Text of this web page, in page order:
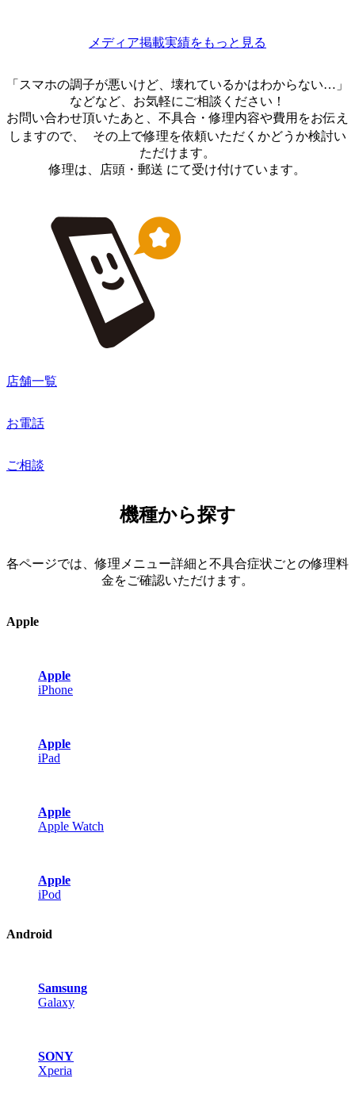
メディア掲載実績をもっと見る
「スマホの調子が悪いけど、壊れているかはわからない…」
などなど、お気軽にご相談ください！
お問い合わせ頂いたあと、不具合・修理内容や費用をお伝え
しますので、 その上で修理を依頼いただくかどうか検討い
ただけます。
修理は、店頭・郵送 にて受け付けています。
店舗一覧
お電話
ご相談
機種から探す
各ページでは、修理メニュー詳細と不具合症状ごとの修理料
金をご確認いただけます。
Apple
Apple
iPhone
Apple
iPad
Apple
Apple Watch
Apple
iPod
Android
Samsung
Galaxy
SONY
Xperia